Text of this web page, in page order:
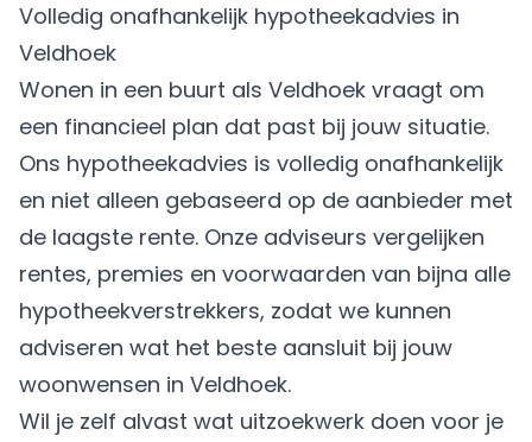
Volledig onafhankelijk hypotheekadvies in
Veldhoek
Wonen in een buurt als Veldhoek vraagt om
een financieel plan dat past bij jouw situatie.
Ons hypotheekadvies is volledig onafhankelijk
en niet alleen gebaseerd op de aanbieder met
de laagste rente. Onze adviseurs vergelijken
rentes, premies en voorwaarden van bijna alle
hypotheekverstrekkers, zodat we kunnen
adviseren wat het beste aansluit bij jouw
woonwensen in Veldhoek.
Wil je zelf alvast wat uitzoekwerk doen voor je